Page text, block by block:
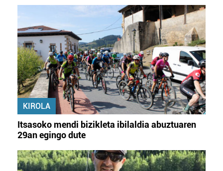
KIROLA
Itsasoko mendi bizikleta ibilaldia abuztuaren
29an egingo dute